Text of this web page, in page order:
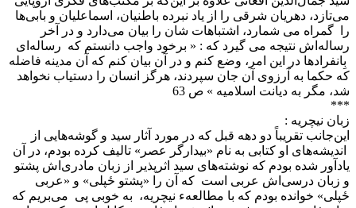
می‌تازد، دهریان شرقی را از یاد نبرده باطنیان، اسماعلیان و بابی‌ها
را گمراه می شمارد، اشتباهات شان را بیان می‌دارد و در آخر
رساله‌اش نتیجه می گیرد که : « برخود واجب دانستم که رساله‌ای
بِانفرادها در این امر، وضع کنم و در آن بیان کنم که آن مدینه فاضله
که حکما به آرزوی آن جان سپردند، هرگز انسان را دستیاب نخواهد
شد، مگر به دیانت اسلامیه » ص 63
***
زبان نیچریه :
این‌جانب تقریباً دو دهه قبل که در مورد آثار سید و گوشه‌هایی از
اندیشه‌های او کتابی به نام «بیدارگر عصر» تالیف کرده بودم، در آن
یادآور شده بودم که نوشته‌های سید اثرپذیر از زبان مادری‌اش پشتو
و زبان درسی‌اش عربی است که آن را «پشتو ځپلی» و «عربی
ځپلی» خوانده بودم که با مطالعهء نیچریه، به خوبی پی می‌بریم که